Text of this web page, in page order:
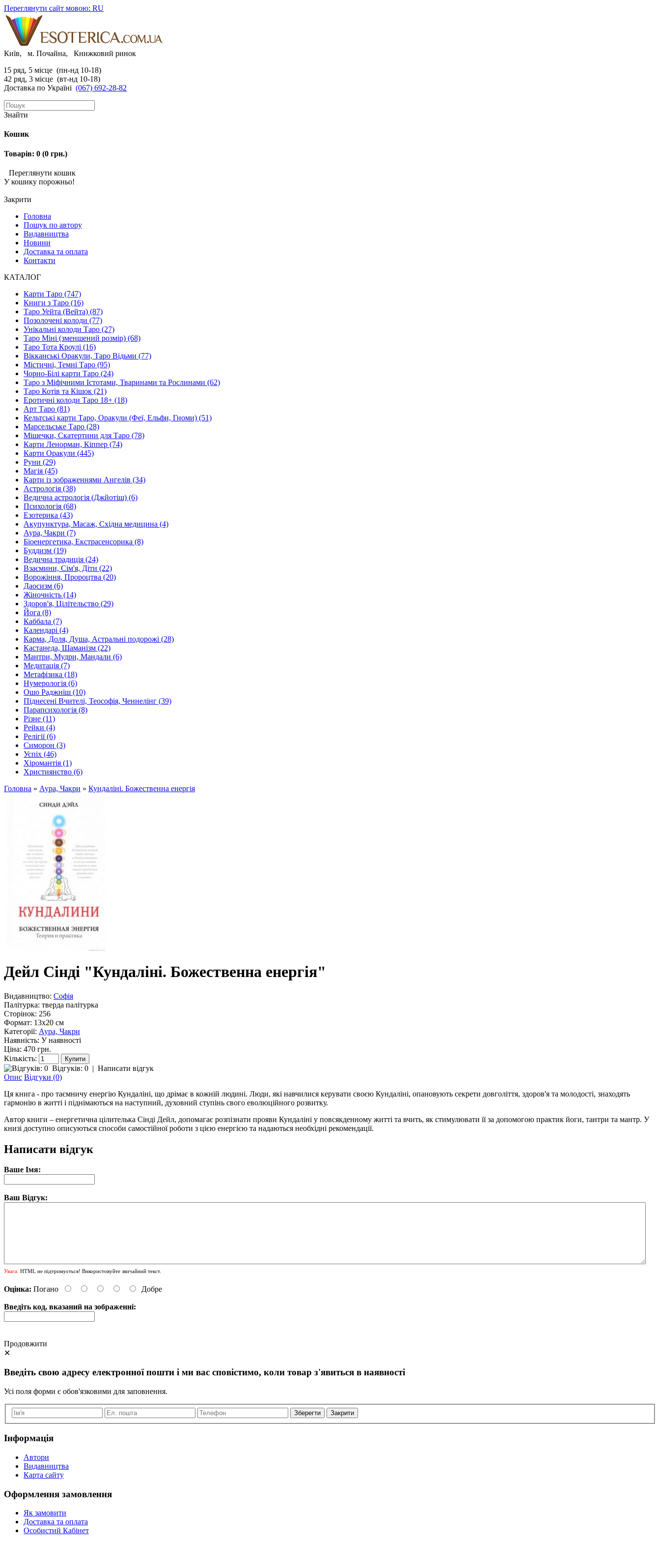
Переглянути сайт мовою: RU
Київ, м. Почайна, Книжковий ринок
15 ряд, 5 місце (пн-нд 10-18)
42 ряд, 3 місце (вт-нд 10-18)
Доставка по Україні (067) 692-28-82
Знайти
Кошик
Товарів: 0 (0 грн.)
Переглянути кошик
У кошику порожньо!
Закрити
Головна
Пошук по автору
Видавництва
Новини
Доставка та оплата
Контакти
КАТАЛОГ
Карти Таро (747)
Книги з Таро (16)
Таро Уейта (Вейта) (87)
Позолочені колоди (77)
Унікальні колоди Таро (27)
Таро Міні (зменшений розмір) (68)
Таро Тота Кроулі (16)
Вікканські Оракули, Таро Відьми (77)
Містичні, Темні Таро (95)
Чорно-Білі карти Таро (24)
Таро з Міфічними Істотами, Тваринами та Рослинами (62)
Таро Котів та Кішок (21)
Еротичні колоди Таро 18+ (18)
Арт Таро (81)
Кельтські карти Таро, Оракули (Феї, Ельфи, Гноми) (51)
Марсельське Таро (28)
Мішечки, Скатертини для Таро (78)
Карти Ленорман, Кіппер (74)
Карти Оракули (445)
Руни (29)
Магія (45)
Карти із зображеннями Ангелів (34)
Астрологія (38)
Ведична астрологія (Джйотіш) (6)
Психологія (68)
Езотерика (43)
Акупунктура, Масаж, Східна медицина (4)
Аура, Чакри (7)
Біоенергетика, Екстрасенсорика (8)
Буддизм (19)
Ведична традиція (24)
Взаємини, Сім'я, Діти (22)
Ворожіння, Пророцтва (20)
Даосизм (6)
Жіночність (14)
Здоров'я, Цілітельство (29)
Йога (8)
Каббала (7)
Календарі (4)
Карма, Доля, Душа, Астральні подорожі (28)
Кастанеда, Шаманізм (22)
Мантри, Мудри, Мандали (6)
Медитація (7)
Метафізика (18)
Нумерологія (6)
Ошо Раджніш (10)
Піднесені Вчителі, Теософія, Ченнелінг (39)
Парапсихологія (8)
Різне (11)
Рейки (4)
Релігії (6)
Симорон (3)
Успіх (46)
Хіромантія (1)
Християнство (6)
Головна » Аура, Чакри » Кундаліні. Божественна енергія
Дейл Сінді "Кундаліні. Божественна енергія"
Видавництво: Софія
Палітурка: тверда палітурка
Сторінок: 256
Формат: 13х20 см
Категорії: Аура, Чакри
Наявність: У наявності
Ціна: 470 грн.
Кількість:
Відгуків: 0 | Написати відгук
Опис Відгуки (0)
Ця книга - про таємничу енергію Кундаліні, що дрімає в кожній людині. Люди, які навчилися керувати своєю Кундаліні, опановують секрети довголіття, здоров'я та молодості, знаходять
гармонію в житті і піднімаються на наступний, духовний ступінь свого еволюційного розвитку.
Автор книги – енергетична цілителька Сінді Дейл, допомагає розпізнати прояви Кундаліні у повсякденному житті та вчить, як стимулювати її за допомогою практик йоги, тантри та мантр. У
книзі доступно описуються способи самостійної роботи з цією енергією та надаються необхідні рекомендації.
Написати відгук
Ваше Імя:
Ваш Відгук:
Увага: HTML не підтримується! Використовуйте звичайний текст.
Оцінка: Погано Добре
Введіть код, вказаний на зображенні:
Продовжити
✕
Введіть свою адресу електронної пошти і ми вас сповістимо, коли товар з'явиться в наявності
Усі поля форми є обов'язковими для заповнення.
Закрити
Інформація
Автори
Видавництва
Карта сайту
Оформлення замовлення
Як замовити
Доставка та оплата
Особистий Кабінет